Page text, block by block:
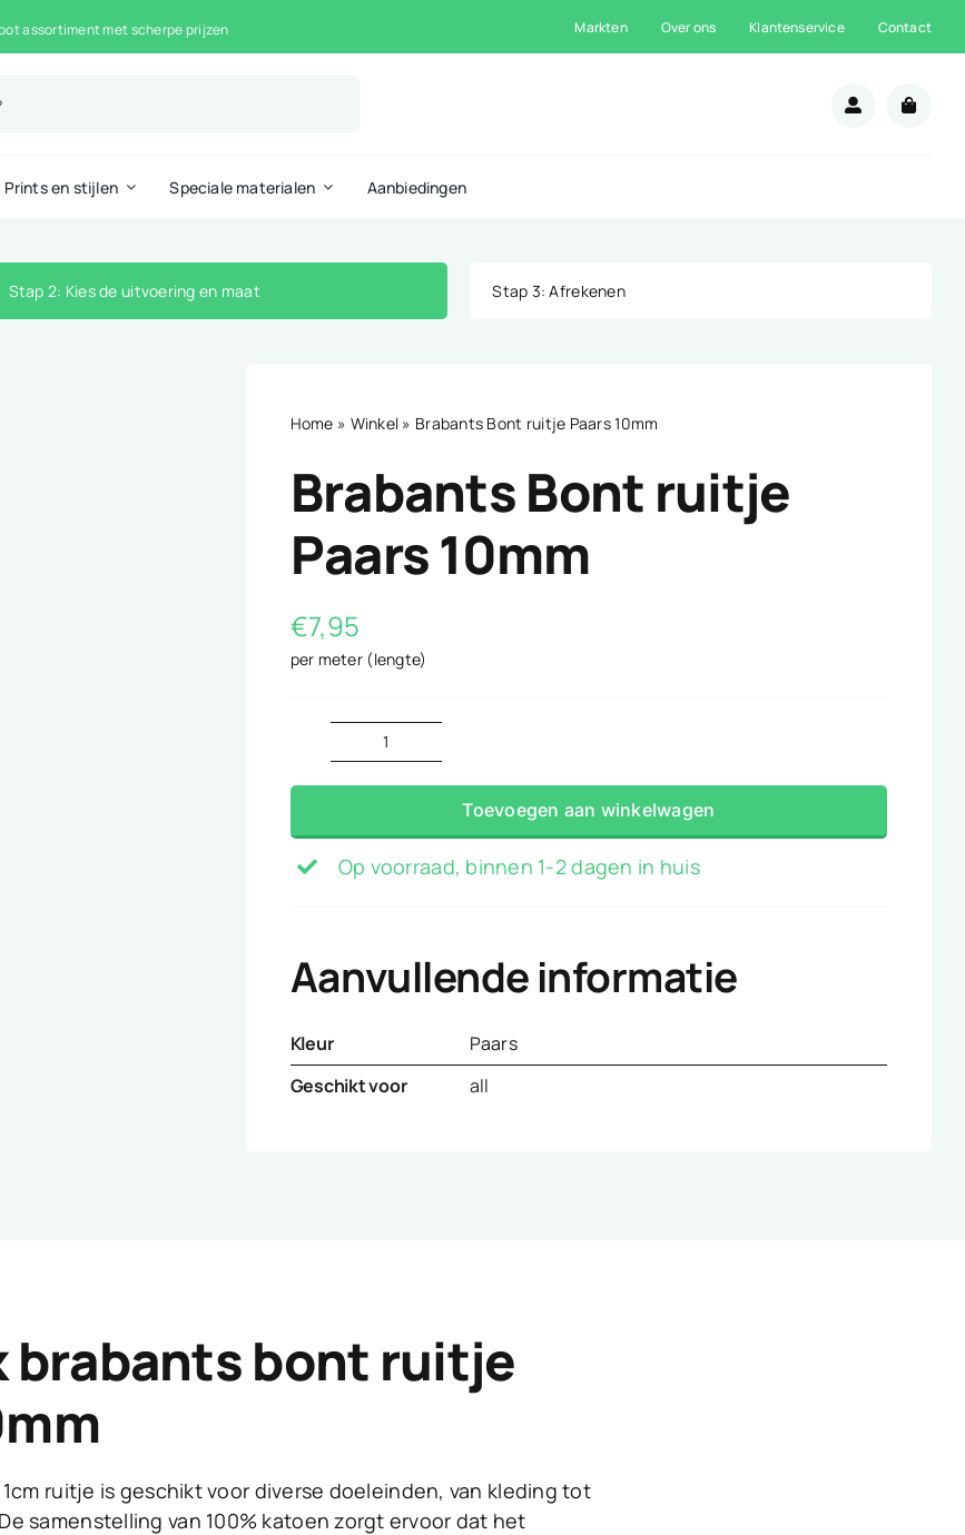
assortiment met scherpe prijzen Markten Over ons Klantenservice Contact
Prints en stijlen Speciale materialen Aanbiedingen
Stap 2: Kies de uitvoering en maat Stap 3: Afrekenen
Home » Winkel » Brabants Bont ruitje Paars 10mm
Brabants Bont ruitje
Paars 10mm
€7,95
per meter (lengte)
Brabants
Bont
Paars
10mm
Toevoegen aan winkelwagen
Op voorraad, binnen 1-2 dagen in huis
Aanvullende informatie
Kleur
Paars
Geschikt voor
all
brabants bont ruitje
ruitje is geschikt voor diverse doeleinden, van kleding tot
samenstelling van 100% katoen zorgt ervoor dat het